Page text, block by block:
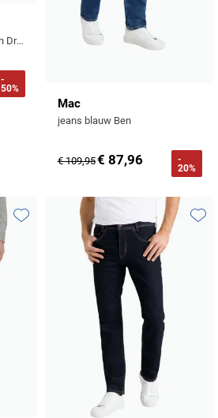
denim Pantalon effen groen Driver Pants
-
50%
Mac
jeans blauw Ben
€ 109,95€ 87,96
-
20%
Toevoegen aan favorieten